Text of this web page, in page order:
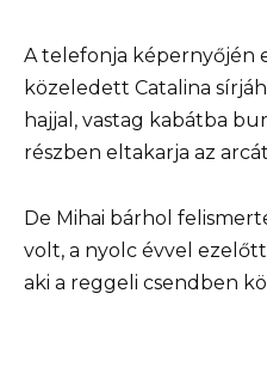
A telefonja képernyőjén
közeledett Catalina
hajjal, vastag kabátba
részben eltakarja az
De Mihai bárhol
volt, a nyolc évvel
aki a reggeli csendben